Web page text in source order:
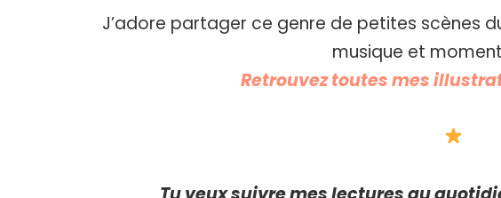
J’adore partager ce genre de petites scènes
musique et
Retrouvez toutes mes